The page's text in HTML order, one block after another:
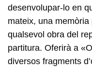
desenvolupar-lo en
mateix, una
qualsevol obra del
partitura. Oferirà a
diversos fragments